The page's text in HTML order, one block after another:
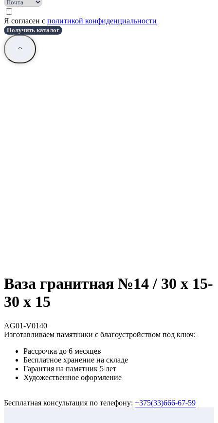
Я согласен с политикой конфиденциальности
Получить каталог
Ваза гранитная №14 / 30 х 15-
30 х 15
AG01-V0140
Изготавливаем памятники с благоустройством под ключ:
Рассрочка до 6 месяцев
Бесплатное хранение на складе
Гарантия на памятник 5 лет
Художественное оформление
Бесплатная консультация по телефону: +375(33)666-67-59